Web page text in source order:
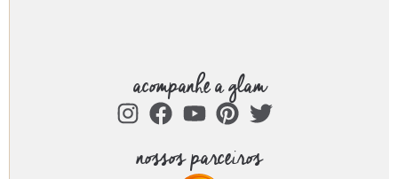
acompanhe a glam
nossos parceiros